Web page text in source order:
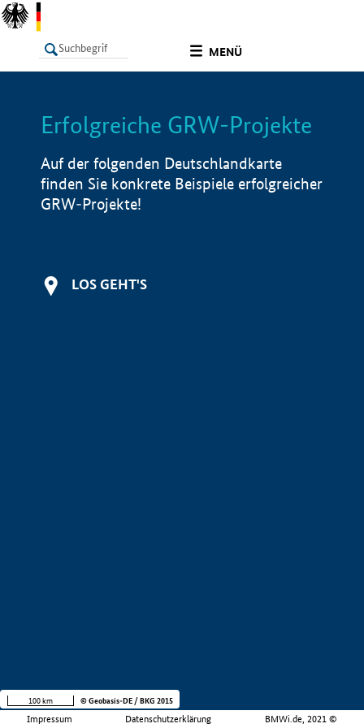
MENÜ
LISTE Info
Erfolgreiche GRW-Projekte
Auf der folgenden Deutschlandkarte
finden Sie konkrete Beispiele erfolgreicher
GRW-Projekte!
LOS GEHT'S
Impressum Datenschutzerklärung BMWi.de, 2021 ©
100 km © Geobasis-DE / BKG 2015